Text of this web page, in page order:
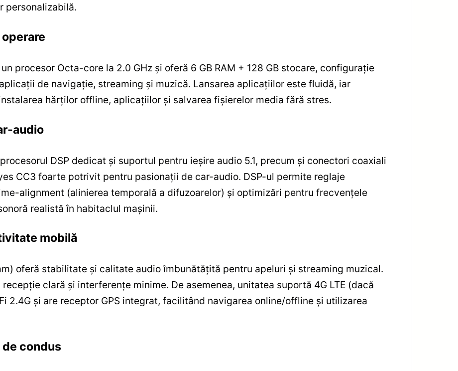
personalizabilă.
procesor Octa-core la 2.0 GHz și oferă 6 GB RAM + 128 GB stocare, configurație
de navigație, streaming și muzică. Lansarea aplicațiilor este fluidă, iar
hărților offline, aplicațiilor și salvarea fișierelor media fără stres.
audio
DSP dedicat și suportul pentru ieșire audio 5.1, precum și conectori coaxiali
CC3 foarte potrivit pentru pasionații de car-audio. DSP-ul permite reglaje
alignment (alinierea temporală a difuzoarelor) și optimizări pentru frecvențele
realistă în habitaclul mașinii.
mobilă
oferă stabilitate și calitate audio îmbunătățită pentru apeluri și streaming muzical.
recepție clară și interferențe minime. De asemenea, unitatea suportă 4G LTE (dacă
2.4G și are receptor GPS integrat, facilitând navigarea online/offline și utilizarea
condus